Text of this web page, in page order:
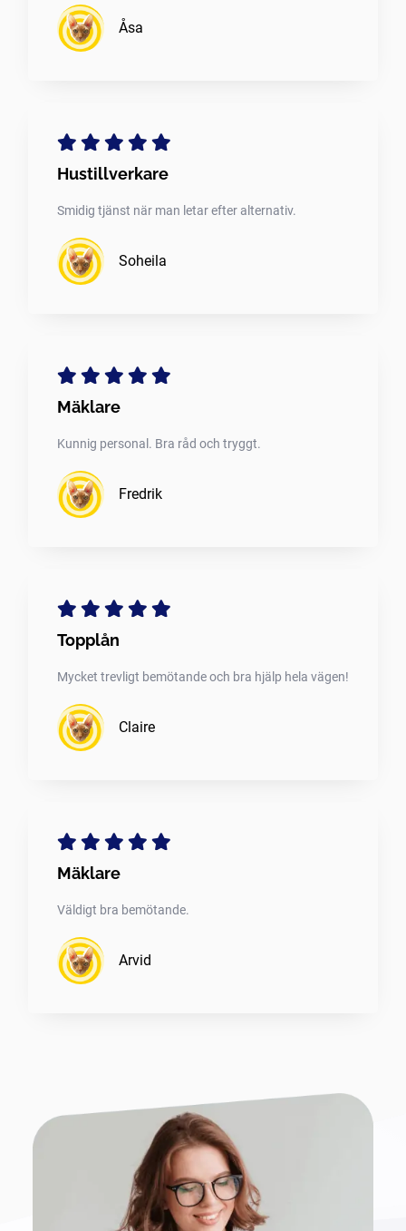
Åsa
Hustillverkare
Smidig tjänst när man letar efter alternativ.
Soheila
Mäklare
Kunnig personal. Bra råd och tryggt.
Fredrik
Topplån
Mycket trevligt bemötande och bra hjälp hela vägen!
Claire
Mäklare
Väldigt bra bemötande.
Arvid